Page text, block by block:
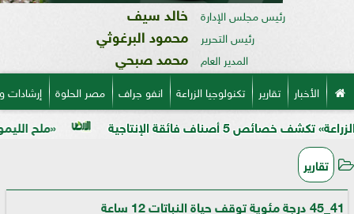
رئيس مجلس الإدارة خالد سيف
رئيس التحرير محمود البرغوثي
المدير العام محمد صبحي
الأخبار تقارير تكنولوجيا الزراعة انفو جراف مصر الحلوة
«ملح الليمون».. خبير الإنتاجية
تقارير
41_45 درجة مئوية توقف حياة النباتات 12 ساعة